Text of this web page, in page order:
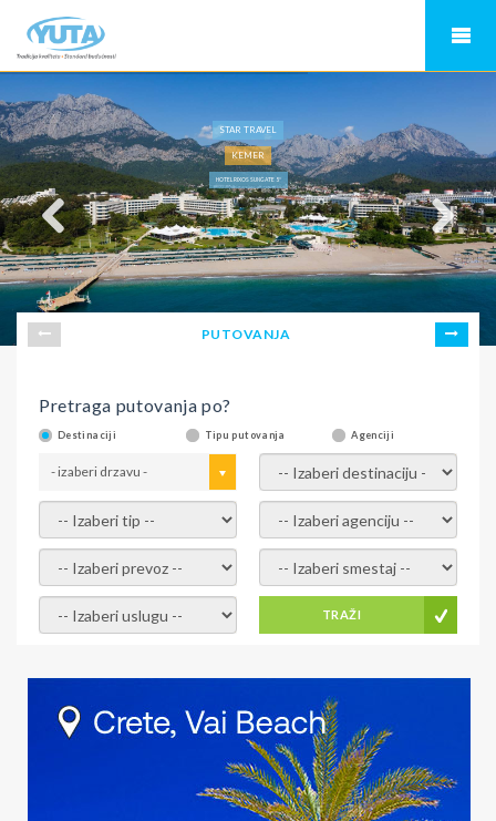
STAR TRAVEL
KEMER
HOTEL RIXOS SUNGATE 5*
PUTOVANJA
Pretraga putovanja po?
Destinaciji Tipu putovanja Agenciji
- izaberi drzavu - - izaberi destinaciju -
- izaberi tip - - izaberi agenciju -
- izaberi prevoz - - Izaberite smestaj -
- Izaberite uslugu - TRAŽI